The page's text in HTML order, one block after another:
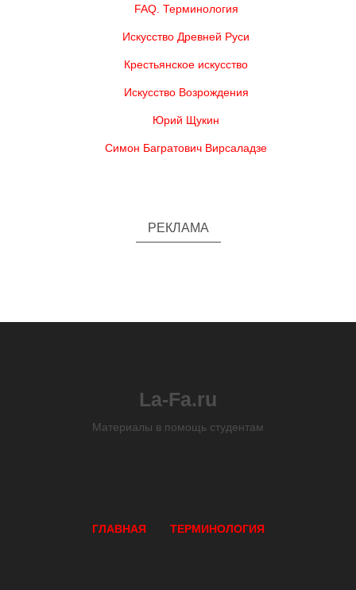
FAQ. Терминология
Искусство Древней Руси
Крестьянское искусство
Искусство Возрождения
Юрий Щукин
Симон Багратович Вирсаладзе
РЕКЛАМА
La-Fa.ru
Материалы в помощь студентам
ГЛАВНАЯ ТЕРМИНОЛОГИЯ